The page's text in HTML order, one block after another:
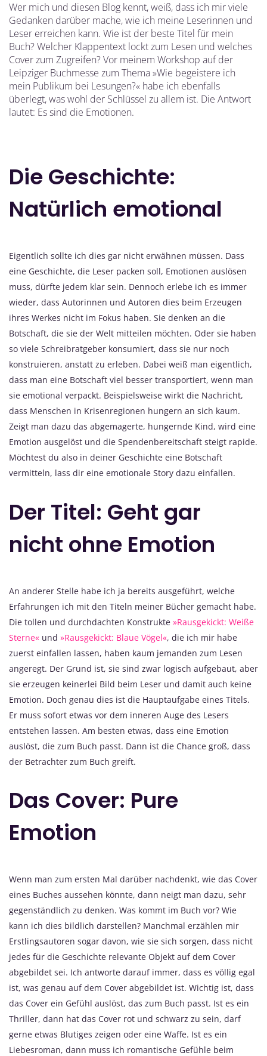
Wer mich und diesen Blog kennt, weiß, dass ich mir viele
Gedanken darüber mache, wie ich meine Leserinnen und
Leser erreichen kann. Wie ist der beste Titel für mein
Buch? Welcher Klappentext lockt zum Lesen und welches
Cover zum Zugreifen? Vor meinem Workshop auf der
Leipziger Buchmesse zum Thema »Wie begeistere ich
mein Publikum bei Lesungen?« habe ich ebenfalls
überlegt, was wohl der Schlüssel zu allem ist. Die Antwort
lautet: Es sind die Emotionen.
Die Geschichte:
Natürlich emotional
Eigentlich sollte ich dies gar nicht erwähnen müssen. Dass
eine Geschichte, die Leser packen soll, Emotionen auslösen
muss, dürfte jedem klar sein. Dennoch erlebe ich es immer
wieder, dass Autorinnen und Autoren dies beim Erzeugen
ihres Werkes nicht im Fokus haben. Sie denken an die
Botschaft, die sie der Welt mitteilen möchten. Oder sie haben
so viele Schreibratgeber konsumiert, dass sie nur noch
konstruieren, anstatt zu erleben. Dabei weiß man eigentlich,
dass man eine Botschaft viel besser transportiert, wenn man
sie emotional verpackt. Beispielsweise wirkt die Nachricht,
dass Menschen in Krisenregionen hungern an sich kaum.
Zeigt man dazu das abgemagerte, hungernde Kind, wird eine
Emotion ausgelöst und die Spendenbereitschaft steigt rapide.
Möchtest du also in deiner Geschichte eine Botschaft
vermitteln, lass dir eine emotionale Story dazu einfallen.
Der Titel: Geht gar
nicht ohne Emotion
An anderer Stelle habe ich ja bereits ausgeführt, welche
Erfahrungen ich mit den Titeln meiner Bücher gemacht habe.
Die tollen und durchdachten Konstrukte »Rausgekickt: Weiße
Sterne« und »Rausgekickt: Blaue Vögel«, die ich mir habe
zuerst einfallen lassen, haben kaum jemanden zum Lesen
angeregt. Der Grund ist, sie sind zwar logisch aufgebaut, aber
sie erzeugen keinerlei Bild beim Leser und damit auch keine
Emotion. Doch genau dies ist die Hauptaufgabe eines Titels.
Er muss sofort etwas vor dem inneren Auge des Lesers
entstehen lassen. Am besten etwas, dass eine Emotion
auslöst, die zum Buch passt. Dann ist die Chance groß, dass
der Betrachter zum Buch greift.
Das Cover: Pure
Emotion
Wenn man zum ersten Mal darüber nachdenkt, wie das Cover
eines Buches aussehen könnte, dann neigt man dazu, sehr
gegenständlich zu denken. Was kommt im Buch vor? Wie
kann ich dies bildlich darstellen? Manchmal erzählen mir
Erstlingsautoren sogar davon, wie sie sich sorgen, dass nicht
jedes für die Geschichte relevante Objekt auf dem Cover
abgebildet sei. Ich antworte darauf immer, dass es völlig egal
ist, was genau auf dem Cover abgebildet ist. Wichtig ist, dass
das Cover ein Gefühl auslöst, das zum Buch passt. Ist es ein
Thriller, dann hat das Cover rot und schwarz zu sein, darf
gerne etwas Blutiges zeigen oder eine Waffe. Ist es ein
Liebesroman, dann muss ich romantische Gefühle beim